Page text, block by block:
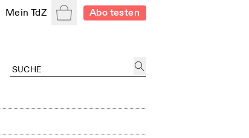
Mein TdZ WarenkorbAbo testen